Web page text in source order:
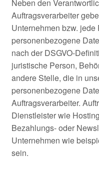
Neben den
Auftragsverarbeiter
Unternehmen bzw.
personenbezogene
nach der DSGVO-
juristische Person,
andere Stelle, die in
personenbezogene
Auftragsverarbeiter.
Dienstleister wie
Bezahlungs- oder
Unternehmen wie
sein.